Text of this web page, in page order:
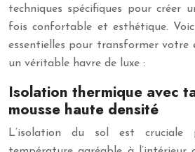
techniques spécifiques pour créer
fois confortable et esthétique.
essentielles pour transformer votre
un véritable havre de luxe :
Isolation thermique avec
mousse haute densité
L’isolation du sol est cruciale